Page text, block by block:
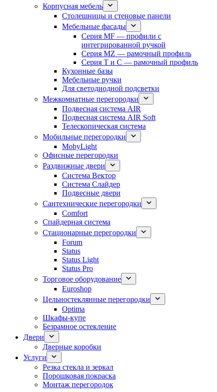
Корпусная мебель
Столешницы и стеновые панели
Мебельные фасады
Серия MF — профили с
интегрированной ручкой
Серия MZ — рамочный профиль
Серия T и C — рамочный профиль
Кухонные базы
Мебельные ручки
Для светодиодной подсветки
Межкомнатные перегородки
Подвесная система AIR
Подвесная система AIR Soft
Телескопическая система
Мобильные перегородки
MobyLight
Офисные перегородки
Раздвижные двери
Система Вектор
Система Слайдер
Подвесные двери
Сантехнические перегородки
Comfort
Спайдерная система
Стационарные перегородки
Forum
Status
Status Light
Status Pro
Торговое оборудование
Euroshop
Цельностеклянные перегородки
Optima
Шкафы-купе
Безрамное остекление
Двери
Дверные коробки
Услуги
Резка стекла и зеркал
Порошковая покраска
Монтаж перегородок